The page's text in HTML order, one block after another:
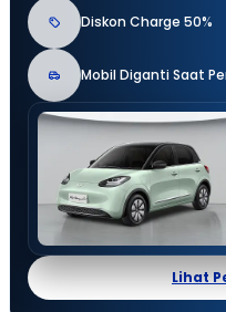
Diskon Charge 50%
Mobil Diganti Saat
Lihat